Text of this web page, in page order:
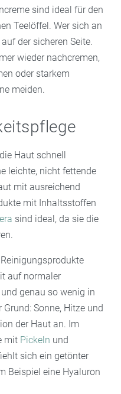
sind ideal für den
Teelöffel. Wer sich an
der sicheren Seite.
wieder nachcremen,
oder starkem
meiden.
Haut schnell
leichte, nicht fettende
mit ausreichend
mit Inhaltsstoffen
sind ideal, da sie die
auf normaler
genau so wenig in
Sonne, Hitze und
der Haut an. Im
mit Pickeln und
sich ein getönter
Beispiel eine Hyaluron